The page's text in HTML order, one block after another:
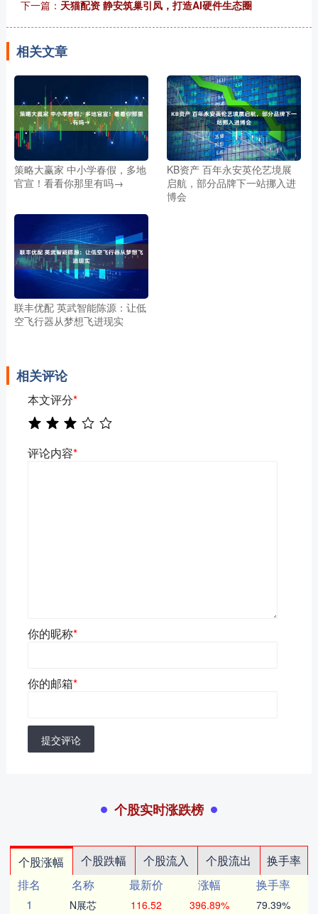
下一篇： 天猫配资 静安筑巢引凤，打造AI硬件生态圈
相关文章
策略大赢家 中小学春假，多地
官宣！看看你那里有吗→
KB资产 百年永安英伦艺境展
启航，部分品牌下一站挪入进
博会
联丰优配 英武智能陈源：让低
空飞行器从梦想飞进现实
相关评论
本文评分*
评论内容*
你的昵称*
你的邮箱*
提交评论
个股实时涨跌榜
个股涨幅 个股跌幅 个股流入 个股流出
换手率
排名
名称 最新价 涨幅
换手率
1
N展芯 116.52 396.89% 79.39%